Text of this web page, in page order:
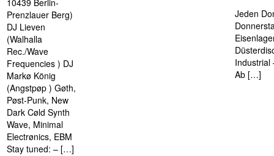
10439 Berlin-
Prenzlauer Berg)
DJ Lieven
(Walhalla
Rec./Wave
Frequencies ) DJ
Markø König
(Angstpøp ) Gøth,
Pøst-Punk, New
Dark Cøld Synth
Wave, Minimal
Electrønics, EBM
Stay tuned: – […]
Jeden
Industrial
Ab […]